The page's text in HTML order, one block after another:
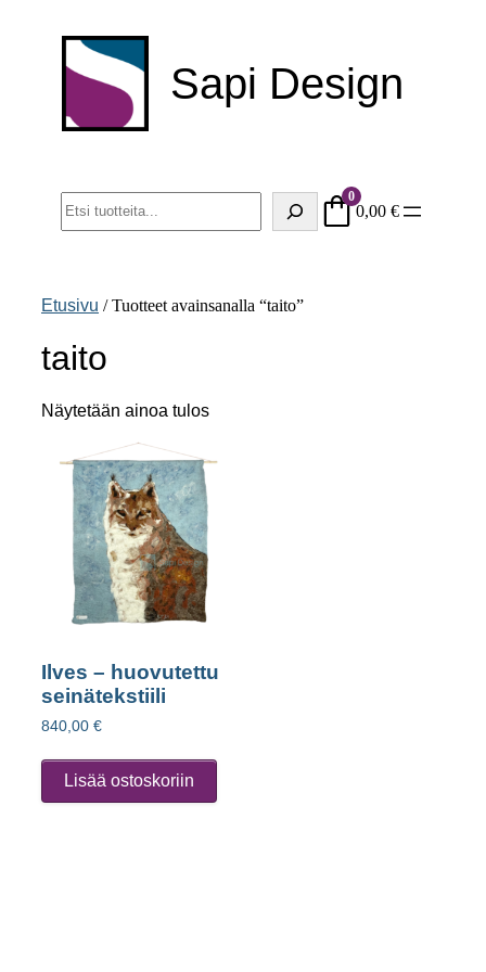
sisältöön
Sapi Design
0
0,00€
Etusivu / Tuotteet avainsanalla “taito”
taito
Näytetään ainoa tulos
Ilves – huovutettu
seinätekstiili
840,00 €
Lisää ostoskoriin